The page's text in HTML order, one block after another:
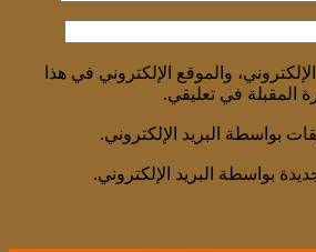
والموقع الإلكتروني في هذا
المقبلة في تعليقي.
بواسطة البريد الإلكتروني.
بواسطة البريد الإلكتروني.